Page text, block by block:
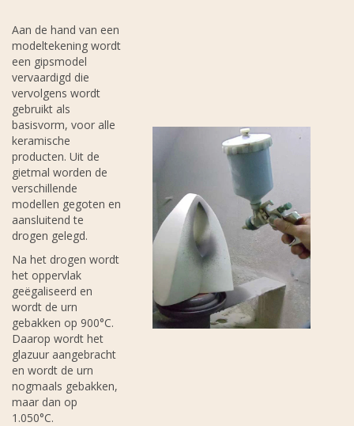
Aan de hand van een
modeltekening wordt
een gipsmodel
vervaardigd die
vervolgens wordt
gebruikt als
basisvorm, voor alle
keramische
producten. Uit de
gietmal worden de
verschillende
modellen gegoten en
aansluitend te
drogen gelegd.
Na het drogen wordt
het oppervlak
geëgaliseerd en
wordt de urn
gebakken op 900°C.
Daarop wordt het
glazuur aangebracht
en wordt de urn
nogmaals gebakken,
maar dan op
1.050°C.